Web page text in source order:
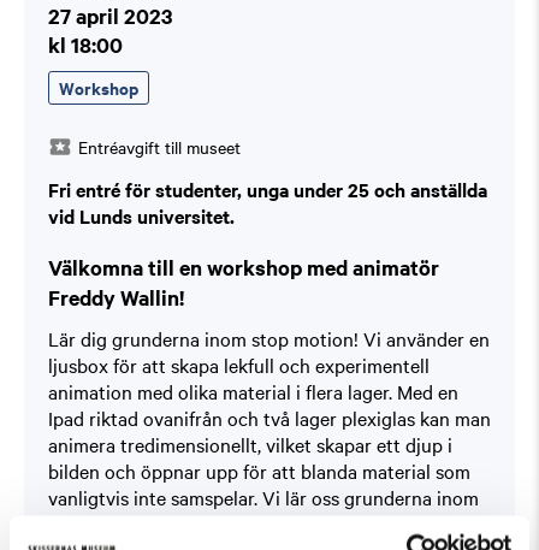
27 april 2023
kl 18:00
Workshop
Entréavgift till museet
Fri entré för studenter, unga under 25 och anställda
vid Lunds universitet.
Välkomna till en workshop med animatör
Freddy Wallin!
Lär dig grunderna inom stop motion! Vi använder en
ljusbox för att skapa lekfull och experimentell
animation med olika material i flera lager. Med en
Ipad riktad ovanifrån och två lager plexiglas kan man
animera tredimensionellt, vilket skapar ett djup i
bilden och öppnar upp för att blanda material som
vanligtvis inte samspelar. Vi lär oss grunderna inom